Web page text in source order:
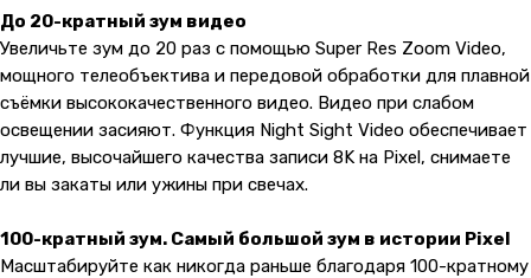
До 20-кратный зум видео
Увеличьте зум до 20 раз с помощью Super Res Zoom Video,
мощного телеобъектива и передовой обработки для плавной
съёмки высококачественного видео. Видео при слабом
освещении засияют. Функция Night Sight Video обеспечивает
лучшие, высочайшего качества записи 8K на Pixel, снимаете
ли вы закаты или ужины при свечах.
100-кратный зум. Самый большой зум в истории Pixel
Масштабируйте как никогда раньше благодаря 100-кратному